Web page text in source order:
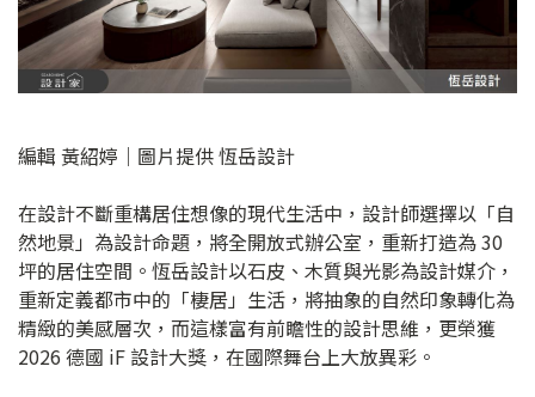
編輯 黃紹婷｜圖片提供 恆岳設計
在設計不斷重構居住想像的現代生活中，設計師選擇以「自
然地景」為設計命題，將全開放式辦公室，重新打造為 30
坪的居住空間。恆岳設計以石皮、木質與光影為設計媒介，
重新定義都市中的「棲居」生活，將抽象的自然印象轉化為
精緻的美感層次，而這樣富有前瞻性的設計思維，更榮獲
2026 德國 iF 設計大獎，在國際舞台上大放異彩。